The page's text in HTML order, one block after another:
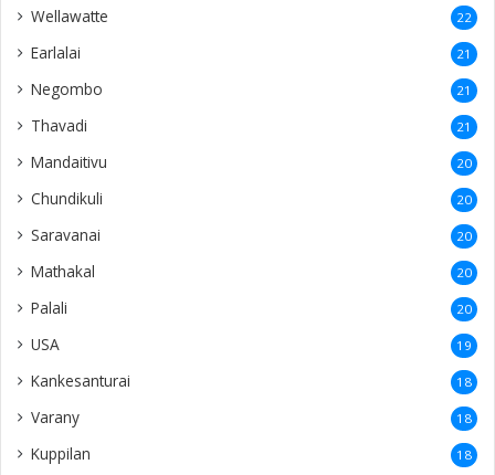
Wellawatte 22
Earlalai 21
Negombo 21
Thavadi 21
Mandaitivu 20
Chundikuli 20
Saravanai 20
Mathakal 20
Palali 20
USA 19
Kankesanturai 18
Varany 18
Kuppilan 18